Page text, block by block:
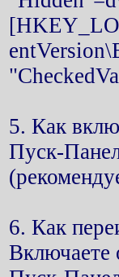
5. Как
Пуск-
6. Как
Включаете